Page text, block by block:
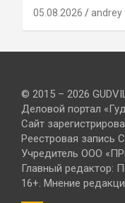
05.08.2026 andrey
© 2015 – 2026
Деловой портал
Сайт
Реестровая
Учредитель ООО
Главный редактор:
16+. Мнение